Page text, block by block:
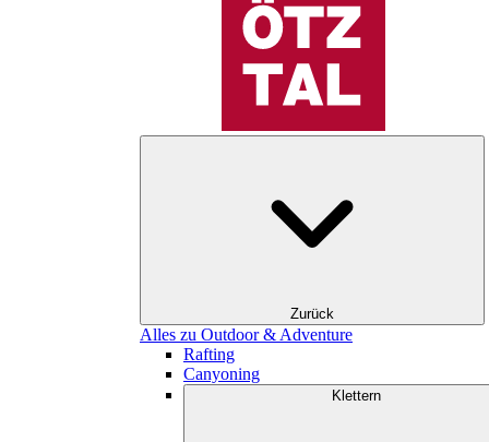
Zurück
Alles zu Outdoor & Adventure
Rafting
Canyoning
Klettern